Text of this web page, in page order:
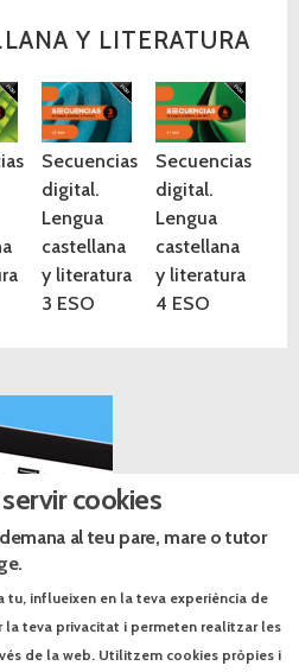
Y LITERATURA
Secuencias
digital.
Lengua
castellana
y literatura
3 ESO
Secuencias
digital.
Lengua
castellana
y literatura
4 ESO
cookies
al teu pare, mare o tutor
tu, influeixen en la teva experiència de
la teva privacitat i permeten realitzar les
de la web. Utilitzem cookies pròpies i